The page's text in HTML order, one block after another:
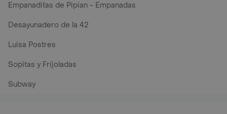
Empanaditas de Pipian - Empanadas
Desayunadero de la 42
Luisa Postres
Sopitas y Frijoladas
Subway